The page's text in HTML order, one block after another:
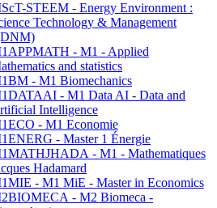
STEEM - Energy Environment :
Technology & Management
- M1 - Applied
and statistics
- M1 Biomechanics
- M1 Data AI - Data and
Intelligence
- M1 Economie
- Master 1 Énergie
- M1 - Mathematiques
Hadamard
- M1 MiE - Master in Economics
- M2 Biomeca -